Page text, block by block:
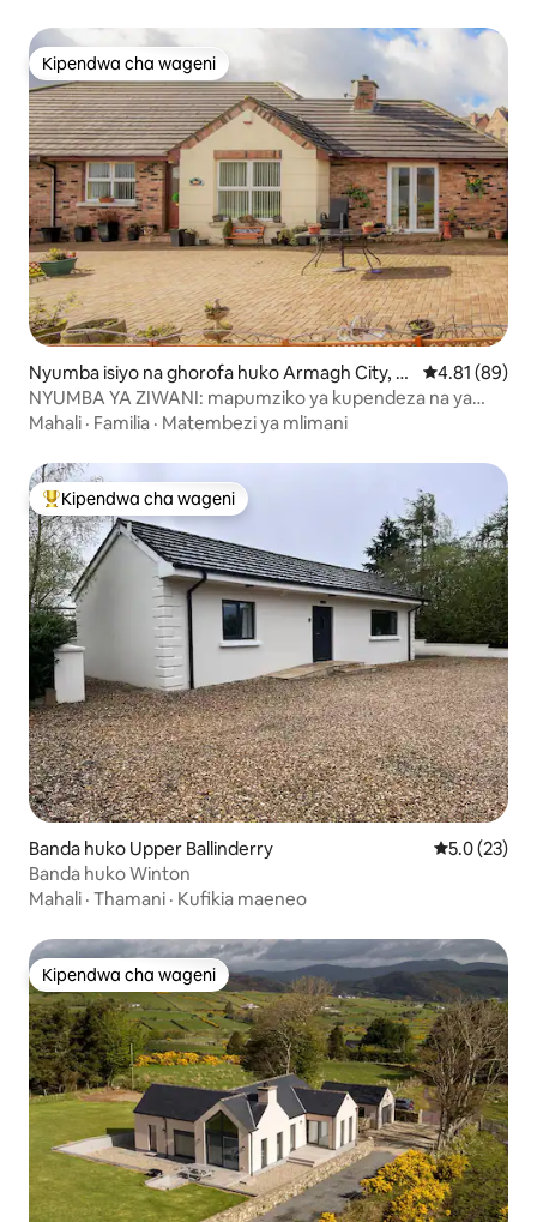
Kipendwa cha wageni
Kipendwa cha wageni
Nyumba isiyo na ghorofa huko Armagh City, B
anbridge and Craigavon
Ukadiriaji wa
4.81 (89)
NYUMBA YA ZIWANI: mapumziko ya kupendeza na ya
amani.
Mahali · Familia · Matembezi ya mlimani
Kipendwa maarufu cha wageni
Kipendwa cha wageni
Banda huko Upper Ballinderry Ukadiriaji
5.0 (23)
Banda huko Winton
Mahali · Thamani · Kufikia maeneo
Kipendwa cha wageni
Kipendwa cha wageni